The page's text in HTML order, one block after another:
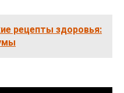
рецепты здоровья: